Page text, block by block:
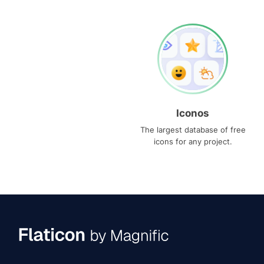
Iconos
The largest database of free
icons for any project.